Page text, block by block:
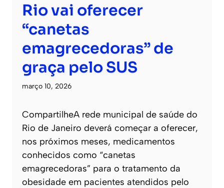
Rio vai oferecer
“canetas
emagrecedoras” de
graça pelo SUS
março 10, 2026
CompartilheA rede municipal de saúde do
Rio de Janeiro deverá começar a oferecer,
nos próximos meses, medicamentos
conhecidos como “canetas
emagrecedoras” para o tratamento da
obesidade em pacientes atendidos pelo